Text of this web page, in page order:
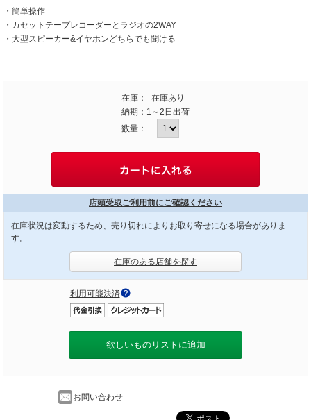
・簡単操作
・カセットテープレコーダーとラジオの2WAY
・大型スピーカー&イヤホンどちらでも聞ける
在庫：
在庫あり
納期： 1～2日出荷
数量：
店頭受取ご利用前にご確認ください
在庫状況は変動するため、売り切れによりお取り寄せになる場合がありま
す。
在庫のある店舗を探す
利用可能決済
欲しいものリストに追加
お問い合わせ